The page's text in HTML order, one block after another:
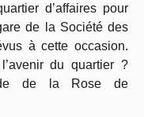
d’affaires pour
de la Société des
à cette occasion.
du quartier ?
de la Rose de